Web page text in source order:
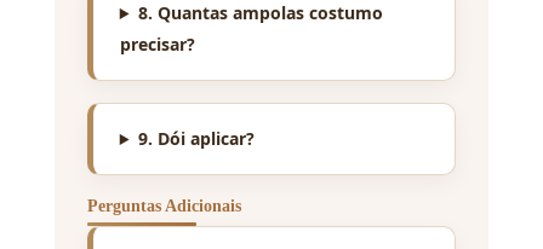
8. Quantas ampolas costumo
precisar?
9. Dói aplicar?
Perguntas Adicionais